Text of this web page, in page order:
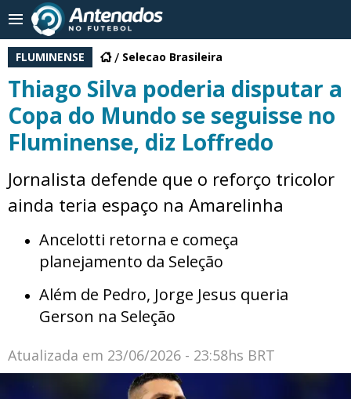
FLUMINENSE Selecao Brasileira
Thiago Silva poderia disputar a
Copa do Mundo se seguisse no
Fluminense, diz Loffredo
Jornalista defende que o reforço tricolor
ainda teria espaço na Amarelinha
Ancelotti retorna e começa
planejamento da Seleção
Além de Pedro, Jorge Jesus queria
Gerson na Seleção
Atualizada em 23/06/2026 - 23:58hs BRT